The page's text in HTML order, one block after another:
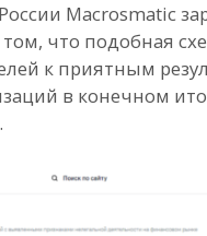
Macrosmatic
что подобная
к приятным
в конечном